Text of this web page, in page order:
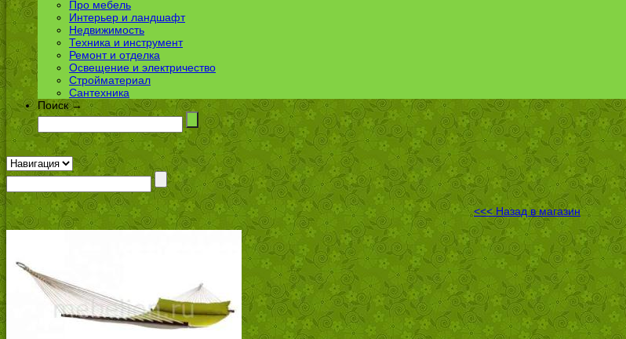
Про мебель
Интерьер и ландшафт
Недвижимость
Техника и инструмент
Ремонт и отделка
Освещение и электричество
Стройматериал
Сантехника
Поиск →
<<< Назад в магазин